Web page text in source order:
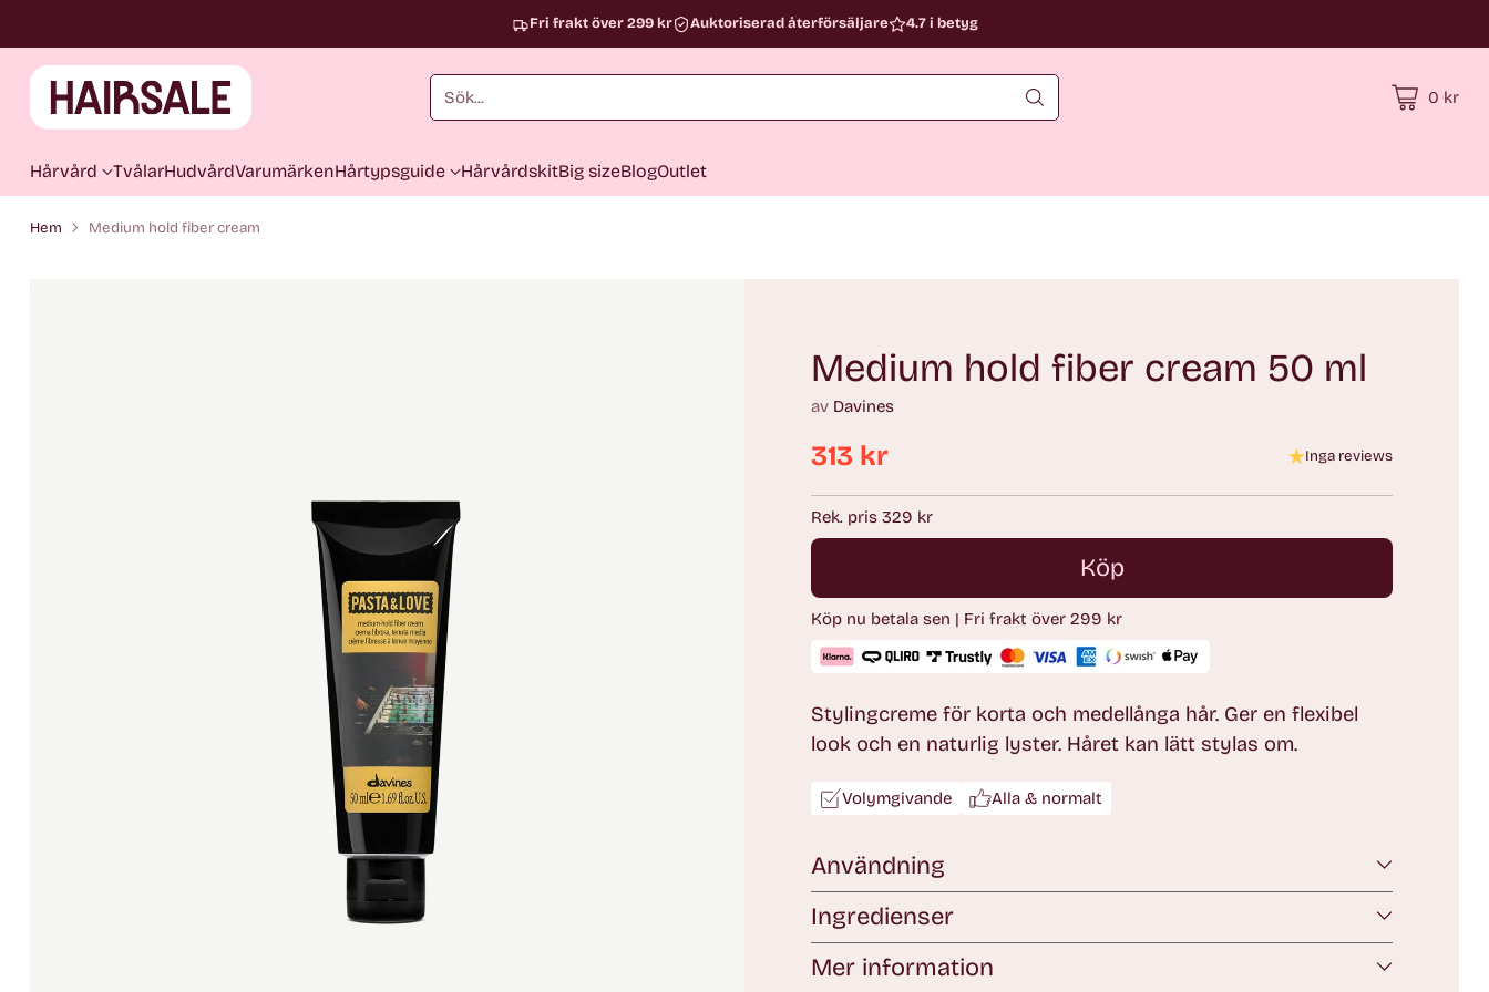
Sök... 0 kr
Hårvård TvålarHudvårdVarumärkenHårtypsguide HårvårdskitBig sizeBlogOutlet
Fri frakt över 299 kr Auktoriserad återförsäljare 4.7 i betyg
Hem Medium hold fiber cream
Medium hold fiber cream 50 ml
av Davines
Ordinarie
pris
313 kr Inga reviews
Rek. pris 329 kr
Köp
Köp nu betala sen | Fri frakt över 299 kr
Stylingcreme för korta och medellånga hår. Ger en flexibel
look och en naturlig lyster. Håret kan lätt stylas om.
Volymgivande Alla & normalt
Användning
Ingredienser
Mer information